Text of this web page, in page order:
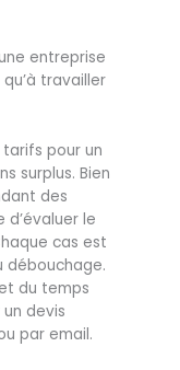
entreprise
travailler
pour un
surplus. Bien
des
le
cas est
débouchage.
du temps
devis
par email.